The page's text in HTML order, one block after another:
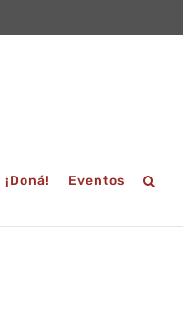
¡Doná! Eventos